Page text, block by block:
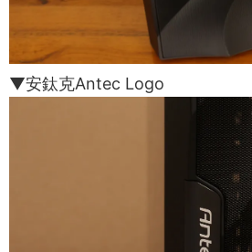
▼安鈦克Antec Logo